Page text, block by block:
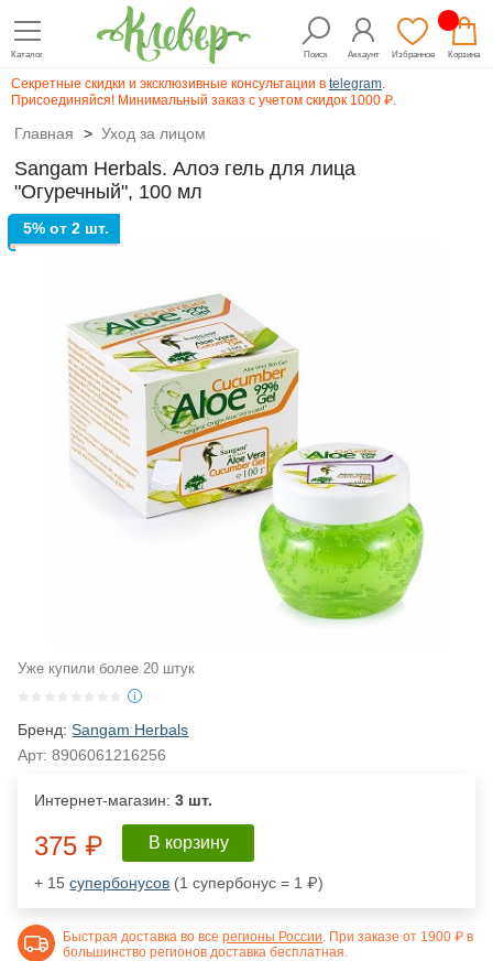
Каталог Поиск Аккаунт Избранное Корзина
Секретные скидки и эксклюзивные консультации в telegram.
Присоединяйся! Минимальный заказ с учетом скидок 1000 ₽.
Главная > Уход за лицом
Sangam Herbals. Алоэ гель для лица
"Огуречный", 100 мл
5% от 2 шт.
Уже купили более 20 штук
Бренд:Sangam Herbals
Арт:8906061216256
Интернет-магазин:3 шт.
375 ₽ В корзину
+ 15супербонусов (1 супербонус = 1 ₽)
Быстрая доставка во всерегионы России . При заказе от 1900 ₽ в
большинство регионов доставка бесплатная.